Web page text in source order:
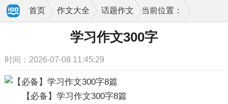
当前位置：
首页 作文大全 话题作文
学习作文300字
时间：2026-07-08 11:45:29
【必备】学习作文300字8篇